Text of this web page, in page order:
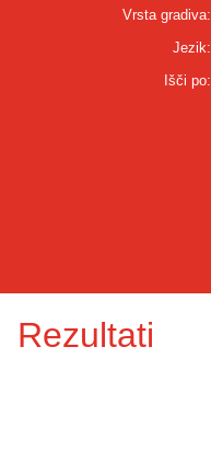
Vrsta gradiva:
Jezik:
Išči po:
Rezultati